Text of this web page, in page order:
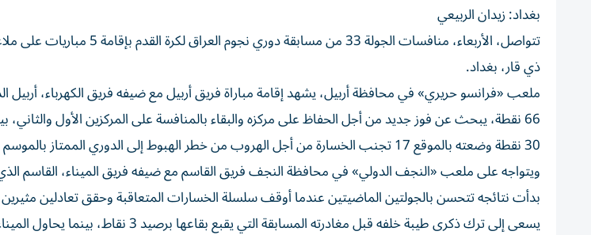
بغداد: زيدان الربيعي
تتواصل، الأربعاء، منافسات الجولة 33 من
ذي قار، بغداد.
ملعب «فرانسو حريري» في محافظة أربيل، يشهد إقامة مباراة فريق أربيل مع ضيفه فريق الكهرباء، أربيل
66 نقطة، يبحث عن فوز جديد من أجل الحفاظ على مركزه والبقاء بالمنافسة على المركزين الأول والثاني،
30 نقطة وضعته بالموقع 17 تجنب الخسارة من أجل الهروب من خطر الهبوط إلى الدوري الممتاز بالموسم المقبل.
ويتواجه على ملعب «النجف الدولي» في محافظة النجف فريق القاسم مع ضيفه فريق الميناء، القاسم
بدأت نتائجه تتحسن بالجولتين الماضيتين عندما أوقف سلسلة الخسارات المتعاقبة وحقق تعادلين مثيرين
يسعى إلى ترك ذكرى طيبة خلفه قبل مغادرته المسابقة التي